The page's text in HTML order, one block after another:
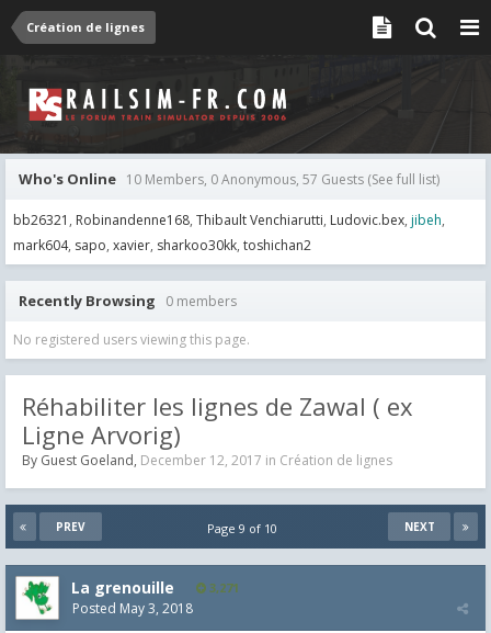
Création de lignes
Who's Online 10 Members, 0 Anonymous, 57 Guests (See full list)
bb26321 Robinandenne168 Thibault Venchiarutti Ludovic.bex jibeh
mark604 sapo xavier sharkoo30kk toshichan2
Recently Browsing 0 members
No registered users viewing this page.
Réhabiliter les lignes de Zawal ( ex
Ligne Arvorig)
By Guest Goeland, December 12, 2017 in Création de lignes
PREV NEXT
Page 9 of 10
La grenouille 3,271
Posted May 3, 2018